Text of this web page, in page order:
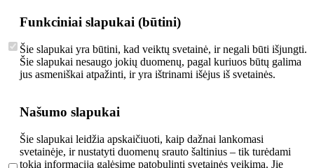
Funkciniai slapukai (būtini)
Šie slapukai yra būtini, kad veiktų svetainė, ir negali būti išjungti.
Šie slapukai nesaugo jokių duomenų, pagal kuriuos būtų galima
jus asmeniškai atpažinti, ir yra ištrinami išėjus iš svetainės.
Našumo slapukai
Šie slapukai leidžia apskaičiuoti, kaip dažnai lankomasi
svetainėje, ir nustatyti duomenų srauto šaltinius – tik turėdami
tokią informaciją galėsime patobulinti svetainės veikimą. Jie